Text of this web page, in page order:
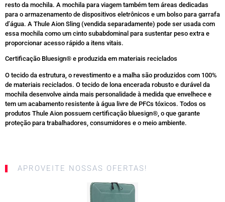
resto da mochila. A mochila para viagem também tem áreas dedicadas
para o armazenamento de dispositivos eletrônicos e um bolso para garrafa
d’água. A Thule Aion Sling (vendida separadamente) pode ser usada com
essa mochila como um cinto subabdominal para sustentar peso extra e
proporcionar acesso rápido a itens vitais.
Certificação Bluesign® e produzida em materiais reciclados
O tecido da estrutura, o revestimento e a malha são produzidos com 100%
de materiais reciclados. O tecido de lona encerada robusto e durável da
mochila desenvolve ainda mais personalidade à medida que envelhece e
tem um acabamento resistente à água livre de PFCs tóxicos. Todos os
produtos Thule Aion possuem certificação bluesign®, o que garante
proteção para trabalhadores, consumidores e o meio ambiente.
APROVEITE NOSSAS OFERTAS!